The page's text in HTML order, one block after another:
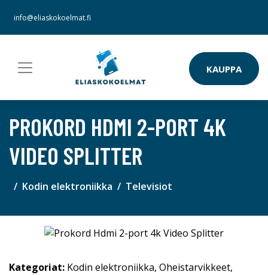
info@eliaskokoelmat.fi
KAUPPA
PROKORD HDMI 2-PORT 4K
VIDEO SPLITTER
Kodin elektroniikka Televisiot
Kategoriat: Kodin elektroniikka, Oheistarvikkeet,